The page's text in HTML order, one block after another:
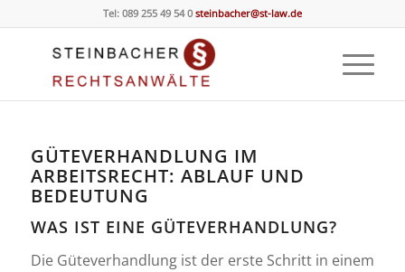
Tel: 089 255 49 54 0steinbacher@st-law.de
GÜTEVERHANDLUNG IM
ARBEITSRECHT: ABLAUF UND
BEDEUTUNG
WAS IST EINE GÜTEVERHANDLUNG?
Die Güteverhandlung ist der erste Schritt in einem